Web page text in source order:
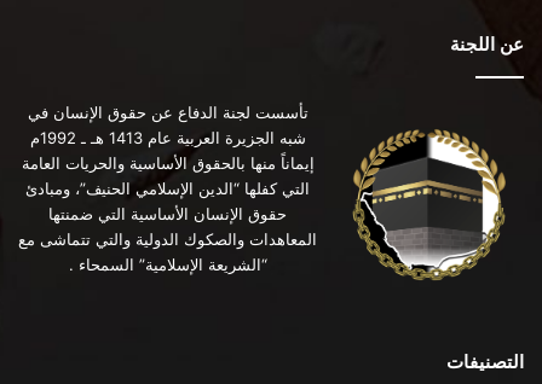
عن اللجنة
تأسست لجنة الدفاع عن حقوق الإنسان في
شبه الجزيرة العربية عام 1413 هـ ـ 1992م
إيماناً منها بالحقوق الأساسية والحريات العامة
التي كفلها “الدين الإسلامي الحنيف”، ومبادئ
حقوق الإنسان الأساسية التي ضمنتها
المعاهدات والصكوك الدولية والتي تتماشى مع
“الشريعة الإسلامية” السمحاء .
التصنيفات